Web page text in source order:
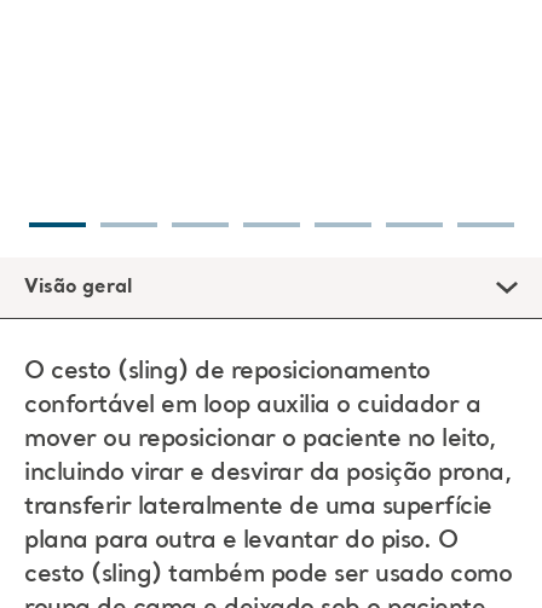
Visão geral
O cesto (sling) de reposicionamento
confortável em loop auxilia o cuidador a
mover ou reposicionar o paciente no leito,
incluindo virar e desvirar da posição prona,
transferir lateralmente de uma superfície
plana para outra e levantar do piso. O
cesto (sling) também pode ser usado como